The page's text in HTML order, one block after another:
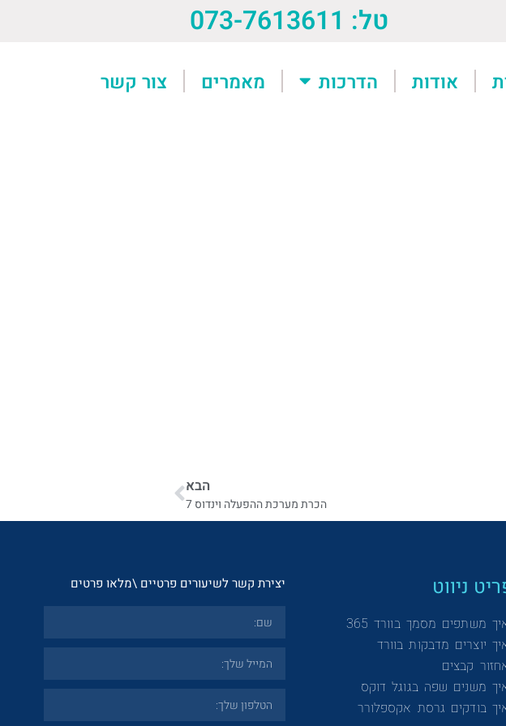
טל: 073-7613611
אודות הדרכות מאמרים צור קשר
הבא
הכרת מערכת ההפעלה וינדוס 7
ניווט
משתפים מסמך בוורד 365
יוצרים מדבקות בוורד
קבצים
משנים שפה בגוגל דוקס
בודקים גרסת אקספלורר
יצירת קשר לשיעורים פרטיים \מלאו פרטים